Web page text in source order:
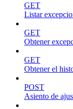
GET
Listar
GET
Obtener
GET
Obtener el
POST
Asiento de